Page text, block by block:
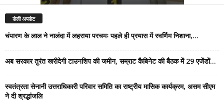
डेली अपडेट
चंपारण के लाल ने नालंदा में लहराया परचमः पहले ही प्रयास में स्वर्णिम निशाना,...
अब सरकार तुरंत खरीदेगी टाउनशिप की जमीन, सम्राट कैबिनेट की बैठक में 29 एजेंडों...
स्वतंत्रता सेनानी उत्तराधिकारी परिवार समिति का राष्ट्रीय मासिक कार्यक्रम, असम सीएम
ने दी श्रद्धांजलि